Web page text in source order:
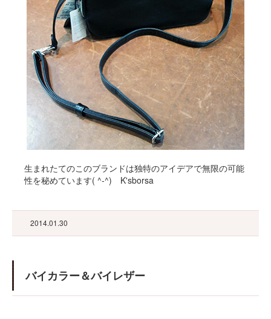
生まれたてのこのブランドは独特のアイデアで無限の可能
性を秘めています( ^-^) K'sborsa
2014.01.30
バイカラー＆バイレザー